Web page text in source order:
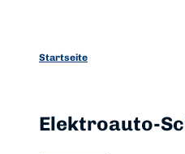
Startseite
Elektroauto-